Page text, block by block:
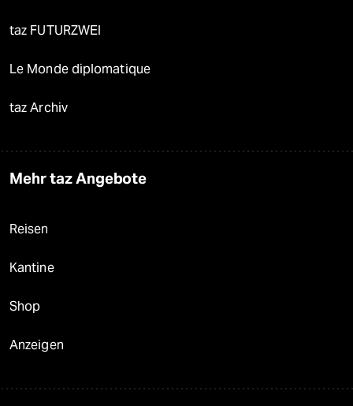
taz FUTURZWEI
Le Monde diplomatique
taz Archiv
Mehr taz Angebote
Reisen
Kantine
Shop
Anzeigen